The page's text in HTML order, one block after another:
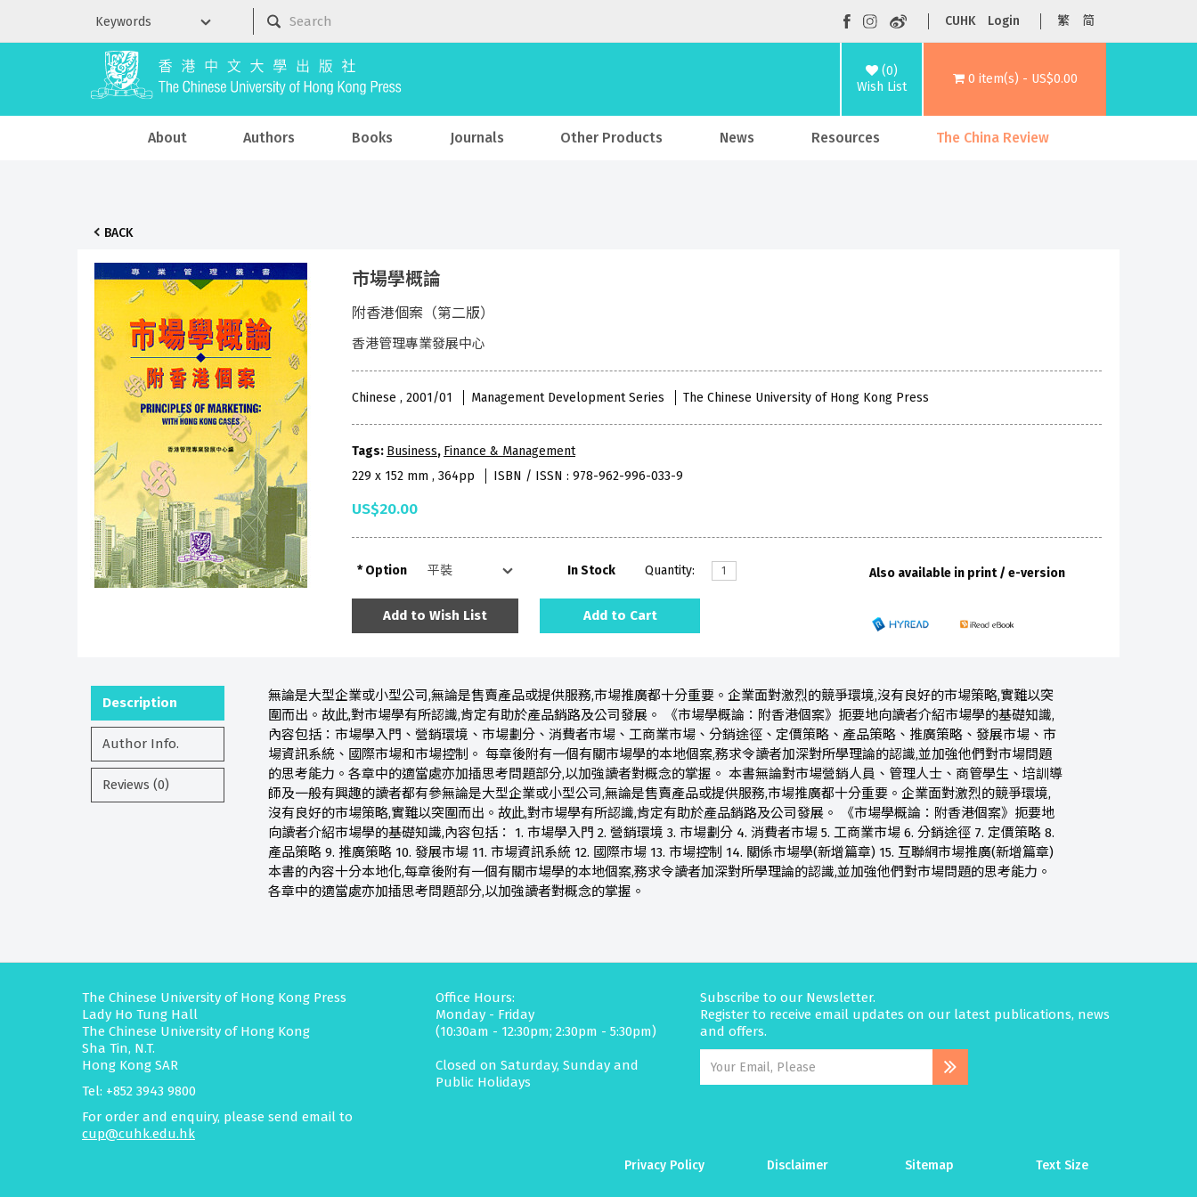
CUHK Login 繁 简
(0)
Wish List
0 item(s) - US$0.00
About Authors Books Journals Other Products News Resources The China Review
BACK
市場學概論
附香港個案（第二版）
香港管理專業發展中心
Chinese , 2001/01 Management Development Series The Chinese University of Hong Kong Press
Tags: Business, Finance & Management
229 x 152 mm , 364pp
ISBN / ISSN : 978-962-996-033-9
US$20.00
Option In Stock Quantity:
Add to Wish List Add to Cart
Also available in print / e-version
Description
Author Info.
Reviews (0)
無論是大型企業或小型公司,無論是售賣產品或提供服務,市場推廣都十分重要。企業面對激烈的競爭環境,沒有良好的市場策略,實難以突
圍而出。故此,對市場學有所認識,肯定有助於產品銷路及公司發展。 《市場學概論：附香港個案》扼要地向讀者介紹市場學的基礎知識,
內容包括：市場學入門、營銷環境、市場劃分、消費者市場、工商業市場、分銷途徑、定價策略、產品策略、推廣策略、發展市場、市
場資訊系統、國際市場和市場控制。 每章後附有一個有關市場學的本地個案,務求令讀者加深對所學理論的認識,並加強他們對市場問題
的思考能力。各章中的適當處亦加插思考問題部分,以加強讀者對概念的掌握。 本書無論對市場營銷人員、管理人士、商管學生、培訓導
師及一般有興趣的讀者都有參無論是大型企業或小型公司,無論是售賣產品或提供服務,市場推廣都十分重要。企業面對激烈的競爭環境,
沒有良好的市場策略,實難以突圍而出。故此,對市場學有所認識,肯定有助於產品銷路及公司發展。 《市場學概論：附香港個案》扼要地
向讀者介紹市場學的基礎知識,內容包括： 1. 市場學入門 2. 營銷環境 3. 市場劃分 4. 消費者市場 5. 工商業市場 6. 分銷途徑 7. 定價策略 8.
產品策略 9. 推廣策略 10. 發展市場 11. 市場資訊系統 12. 國際市場 13. 市場控制 14. 關係市場學(新增篇章) 15. 互聯網市場推廣(新增篇章)
本書的內容十分本地化,每章後附有一個有關市場學的本地個案,務求令讀者加深對所學理論的認識,並加強他們對市場問題的思考能力。
各章中的適當處亦加插思考問題部分,以加強讀者對概念的掌握。
The Chinese University of Hong Kong Press
Lady Ho Tung Hall
The Chinese University of Hong Kong
Sha Tin, N.T.
Hong Kong SAR
Tel: +852 3943 9800
For order and enquiry, please send email to
cup@cuhk.edu.hk
Office Hours:
Monday - Friday
(10:30am - 12:30pm; 2:30pm - 5:30pm)
Closed on Saturday, Sunday and
Public Holidays
Subscribe to our Newsletter.
Register to receive email updates on our latest publications, news
and offers.
Privacy Policy Disclaimer Sitemap Text Size